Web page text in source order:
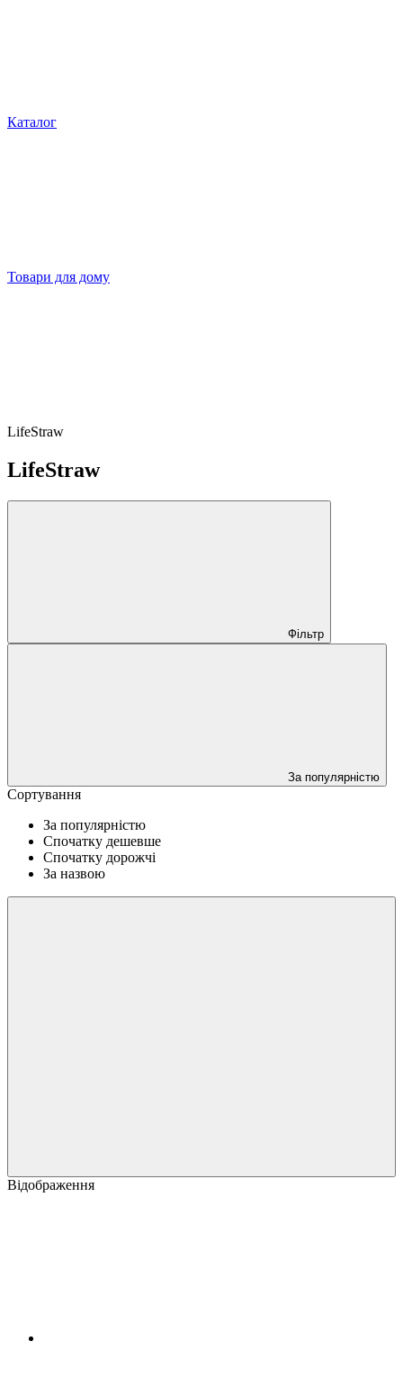
Каталог
Товари для дому
LifeStraw
LifeStraw
Фільтр
За популярністю
Сортування
За популярністю
Спочатку дешевше
Спочатку дорожчі
За назвою
Відображення